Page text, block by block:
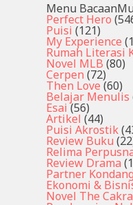
Menu BacaanMu
Perfect Hero
Puisi (121)
My Experience
Rumah Literasi
Novel MLB (80)
Cerpen (72)
Then Love (60)
Belajar Menulis
Esai (56)
Artikel (44)
Puisi Akrostik
Review Buku
Relima
Review Drama
Partner
Ekonomi &
Novel The Cakra